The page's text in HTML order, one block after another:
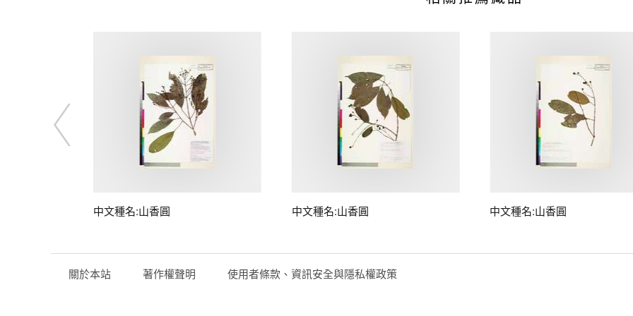
中文種名:山香圓 中文種名:山香圓 中文種名:山香圓
關於本站 著作權聲明 使用者條款、資訊安全與隱私權政策